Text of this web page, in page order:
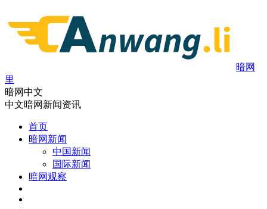
暗网
里
暗网中文
中文暗网新闻资讯
首页
暗网新闻
中国新闻
国际新闻
暗网观察